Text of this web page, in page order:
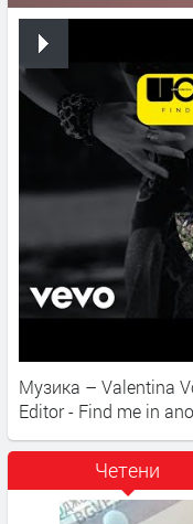
Музика – Valentina
Editor - Find me in
Четени